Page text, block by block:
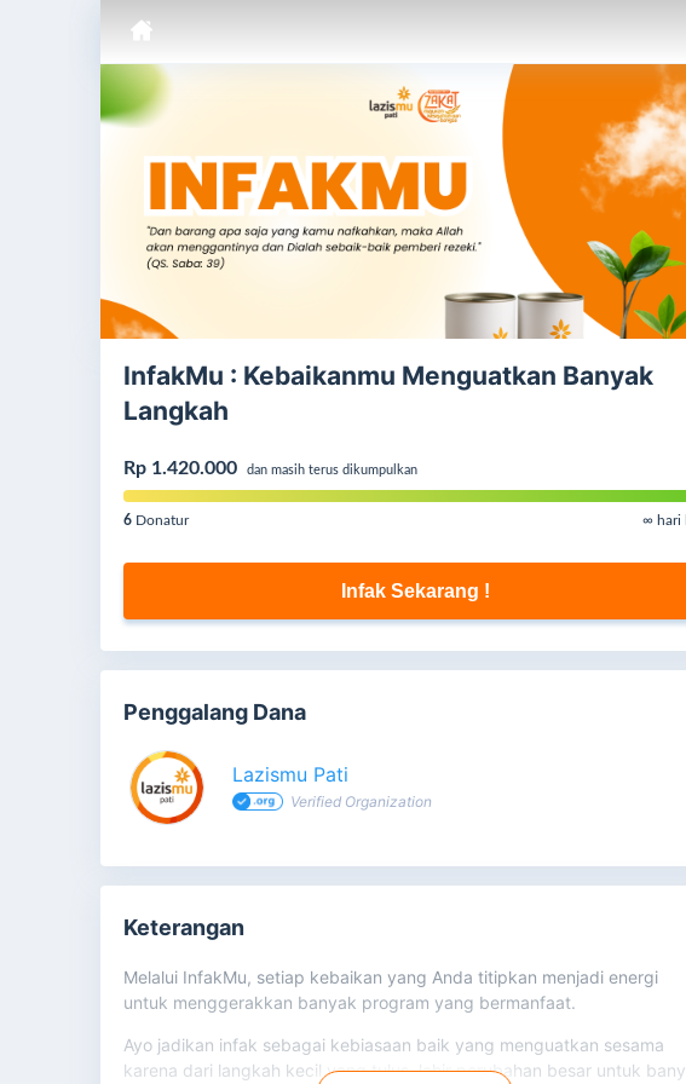
InfakMu : Kebaikanmu Menguatkan Banyak
Langkah
Rp 1.420.000 dan masih terus dikumpulkan
6 Donatur ∞ hari
Infak Sekarang !
Penggalang Dana
Lazismu Pati
Verified Organization
Keterangan
Melalui InfakMu, setiap kebaikan yang Anda titipkan menjadi energi
untuk menggerakkan banyak program yang bermanfaat.
Ayo jadikan infak sebagai kebiasaan baik yang menguatkan sesama
karena dari langkah kecil yang tulus, lahir perubahan besar untuk